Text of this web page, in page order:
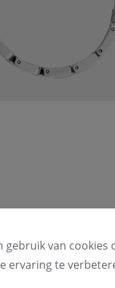
Watch
juweel en uurwerk
look met een
gebruik van cookies
ervaring te